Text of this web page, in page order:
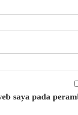
saya pada